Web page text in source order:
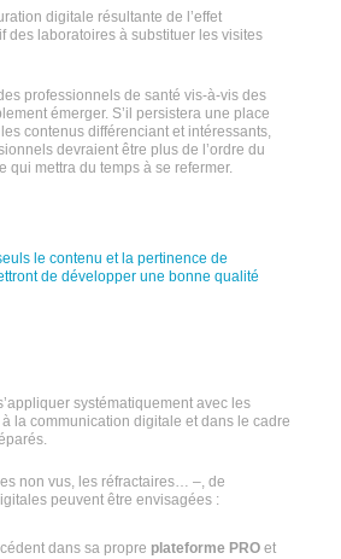
digitale résultante de l’effet
des laboratoires à substituer les visites
professionnels de santé vis-à-vis des
émerger. S’il persistera une place
contenus différenciant et intéressants,
devraient être plus de l’ordre du
qui mettra du temps à se refermer.
le contenu et la pertinence de
de développer une bonne qualité
systématiquement avec les
la communication digitale et dans le cadre
non vus, les réfractaires… –, de
peuvent être envisagées :
dans sa propre plateforme PRO et